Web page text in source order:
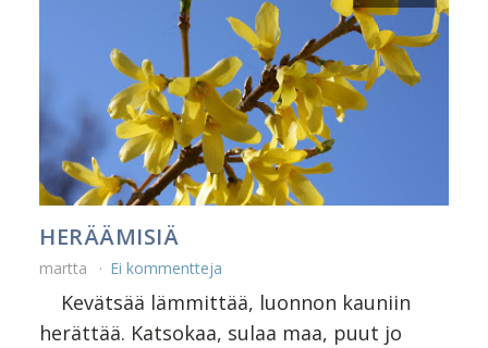
HERÄÄMISIÄ
martta Ei kommentteja
Kevätsää lämmittää, luonnon kauniin
herättää. Katsokaa, sulaa maa, puut jo